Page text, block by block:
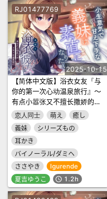
RJ01477769
2025-10-15
【简体中文版】浴衣女友『与
你的第一次心动温泉旅行』～
有点小嚣张又不擅长撒娇的义
妹想要变得坦率✨～【声优：
夏吉优子】
恋人同士 萌え
癒し
義妹
シリーズもの
耳かき
バイノーラル/ダミヘ
ささやき
Igurende
夏吉ゆうこ
schedule 1.2h